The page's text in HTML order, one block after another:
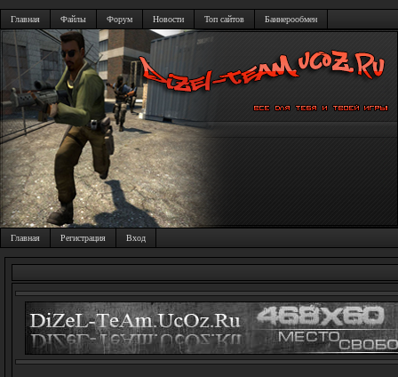
Главная Файлы Форум Новости Топ сайтов Баннерообмен
Главная Регистрация Вход